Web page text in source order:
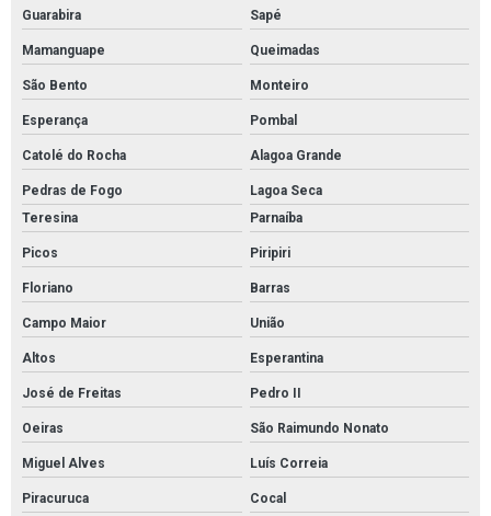
Guarabira Sapé
Mamanguape Queimadas
São Bento Monteiro
Esperança Pombal
Catolé do Rocha Alagoa Grande
Pedras de Fogo
Lagoa Seca
Teresina
Parnaíba
Picos Piripiri
Floriano Barras
Campo Maior União
Altos Esperantina
José de Freitas Pedro II
Oeiras São Raimundo Nonato
Miguel Alves Luís Correia
Piracuruca Cocal